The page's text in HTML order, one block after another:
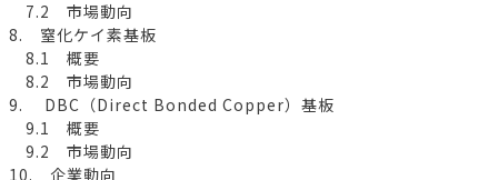
7.2 市場動向
8. 窒化ケイ素基板
8.1 概要
8.2 市場動向
9. DBC（Direct Bonded Copper）基板
9.1 概要
9.2 市場動向
10. 企業動向